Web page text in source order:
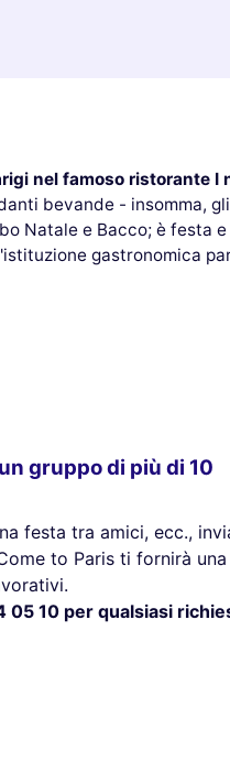
nel famoso ristorante I
bevande - insomma,
Natale e Bacco; è festa
gastronomica
gruppo di più di 10
festa tra amici, ecc.,
to Paris ti fornirà una
05 10 per qualsiasi